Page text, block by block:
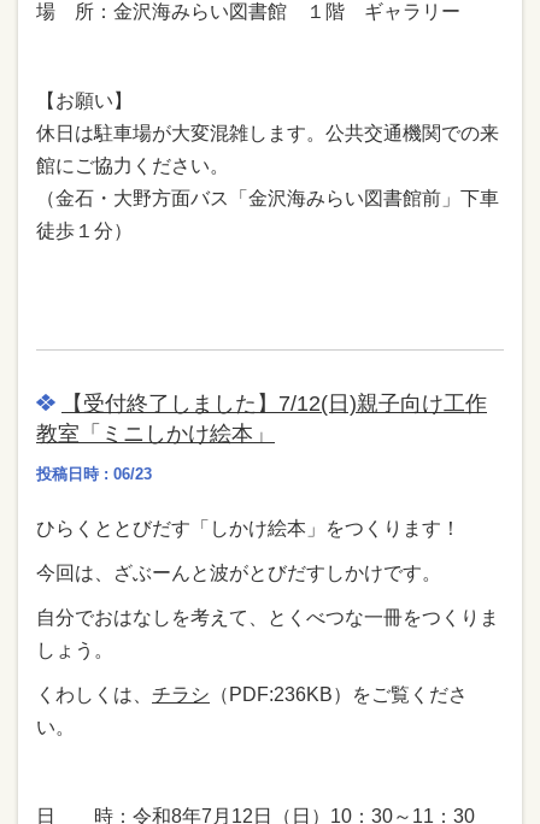
場 所：金沢海みらい図書館 １階 ギャラリー
【お願い】
休日は駐車場が大変混雑します。公共交通機関での来
館にご協力ください。
（金石・大野方面バス「金沢海みらい図書館前」下車
徒歩１分）
【受付終了しました】7/12(日)親子向け工作
教室「ミニしかけ絵本」
投稿日時 : 06/23
ひらくととびだす「しかけ絵本」をつくります！
今回は、ざぶーんと波がとびだすしかけです。
自分でおはなしを考えて、とくべつな一冊をつくりま
しょう。
くわしくは、 チラシ （PDF:236KB）をご覧くださ
い。
日 時：令和8年7月12日（日）10：30～11：30